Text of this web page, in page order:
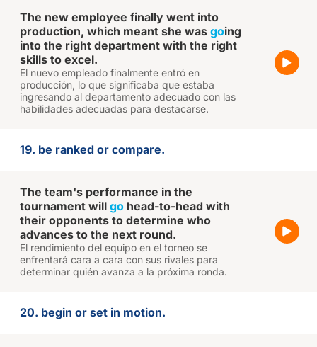
The new employee finally went into
production, which meant she was going
into the right department with the right
skills to excel.
El nuevo empleado finalmente entró en
producción, lo que significaba que estaba
ingresando al departamento adecuado con las
habilidades adecuadas para destacarse.
19. be ranked or compare.
The team's performance in the
tournament will go head-to-head with
their opponents to determine who
advances to the next round.
El rendimiento del equipo en el torneo se
enfrentará cara a cara con sus rivales para
determinar quién avanza a la próxima ronda.
20. begin or set in motion.